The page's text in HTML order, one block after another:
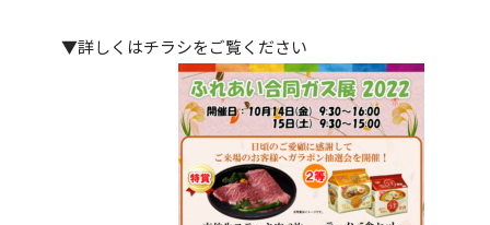
▼詳しくはチラシをご覧ください